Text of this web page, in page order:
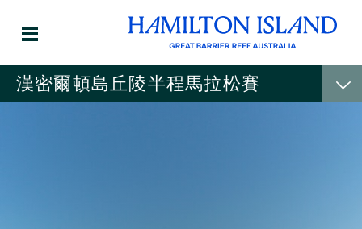
漢密爾頓島丘陵半程馬拉松賽